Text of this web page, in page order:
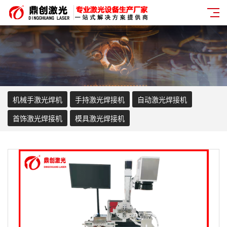
机械手激光焊机 手持激光焊接机
自动激光焊接机
首饰激光焊接机
模具激光焊接机